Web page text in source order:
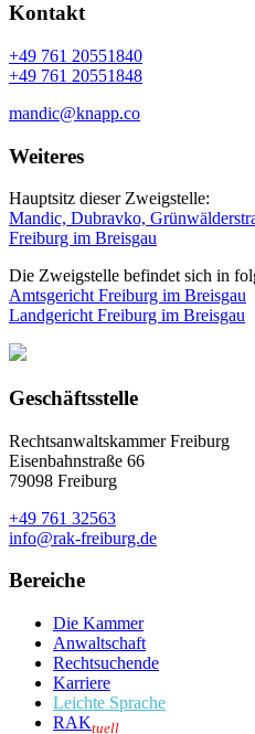
Kontakt
+49 761 20551840
+49 761 20551848
mandic@knapp.co
Weiteres
Hauptsitz dieser Zweigstelle:
Mandic, Dubravko,
Freiburg im Breisgau
Die Zweigstelle befindet sich in
Amtsgericht Freiburg im Breisgau
Landgericht Freiburg im Breisgau
Geschäftsstelle
Rechtsanwaltskammer Freiburg
Eisenbahnstraße 66
79098 Freiburg
+49 761 32563
info@rak-freiburg.de
Bereiche
Die Kammer
Anwaltschaft
Rechtsuchende
Karriere
Leichte Sprache
RAKtuell